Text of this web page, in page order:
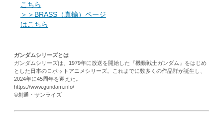
こちら
＞＞BRASS（真鍮）ページ
はこちら
ガンダムシリーズとは
ガンダムシリーズは、1979年に放送を開始した『機動戦士ガンダム』をはじめ
とした日本のロボットアニメシリーズ。これまでに数多くの作品群が誕生し、
2024年に45周年を迎えた。
https://www.gundam.info/
©創通・サンライズ